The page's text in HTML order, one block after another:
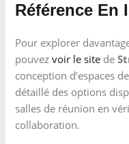
Référence En
Pour explorer
pouvezvoir le site de
conception d’espaces
détaillé des options
salles de réunion en
collaboration.